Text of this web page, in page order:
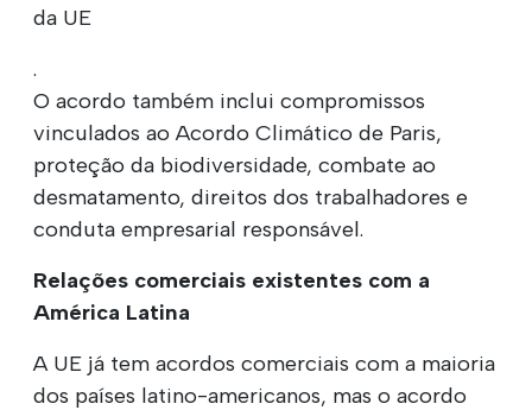
da UE
.
O acordo também inclui compromissos
vinculados ao Acordo Climático de Paris,
proteção da biodiversidade, combate ao
desmatamento, direitos dos trabalhadores e
conduta empresarial responsável.
Relações comerciais existentes com a
América Latina
A UE já tem acordos comerciais com a maioria
dos países latino-americanos, mas o acordo